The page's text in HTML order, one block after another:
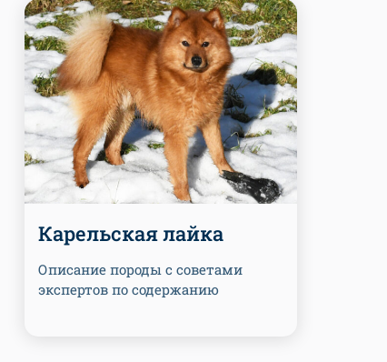
Карельская лайка
Описание породы с советами
экспертов по содержанию